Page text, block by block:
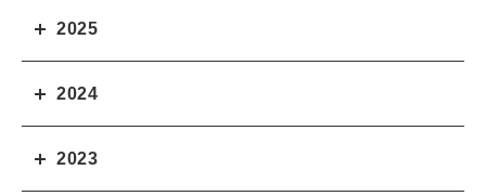
2025
2024
2023